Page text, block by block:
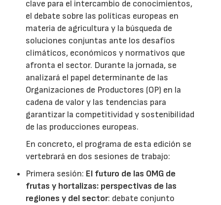
clave para el intercambio de conocimientos,
el debate sobre las políticas europeas en
materia de agricultura y la búsqueda de
soluciones conjuntas ante los desafíos
climáticos, económicos y normativos que
afronta el sector. Durante la jornada, se
analizará el papel determinante de las
Organizaciones de Productores (OP) en la
cadena de valor y las tendencias para
garantizar la competitividad y sostenibilidad
de las producciones europeas.
En concreto, el programa de esta edición se
vertebrará en dos sesiones de trabajo:
Primera sesión: El futuro de las OMG de
frutas y hortalizas: perspectivas de las
regiones y del sector: debate conjunto